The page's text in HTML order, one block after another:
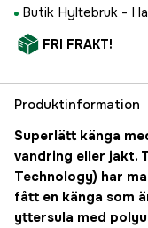
40
41
3 390 kr
Butik Hyltebruk - I
FRI FRAKT!
Produktinformation
Superlätt känga
vandring eller jakt.
Technology) har
fått en känga som
yttersula med